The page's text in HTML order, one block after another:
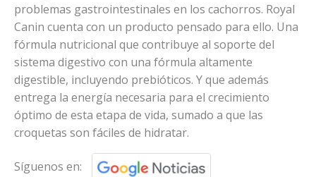
problemas gastrointestinales en los cachorros. Royal
Canin cuenta con un producto pensado para ello. Una
fórmula nutricional que contribuye al soporte del
sistema digestivo con una fórmula altamente
digestible, incluyendo prebióticos. Y que además
entrega la energía necesaria para el crecimiento
óptimo de esta etapa de vida, sumado a que las
croquetas son fáciles de hidratar.
Síguenos en: